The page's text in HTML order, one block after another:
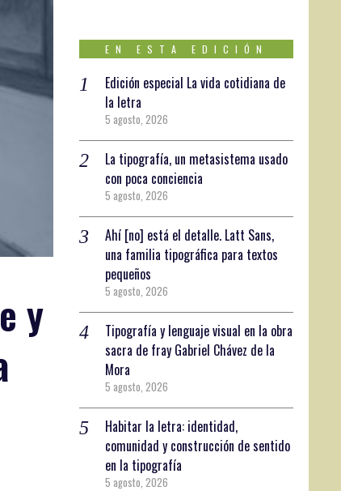
y
EN ESTA EDICIÓN
Edición especial La vida cotidiana de
la letra
5 agosto, 2026
La tipografía, un metasistema usado
con poca conciencia
5 agosto, 2026
Ahí [no] está el detalle. Latt Sans,
una familia tipográfica para textos
pequeños
5 agosto, 2026
Tipografía y lenguaje visual en la obra
sacra de fray Gabriel Chávez de la
Mora
5 agosto, 2026
Habitar la letra: identidad,
comunidad y construcción de sentido
en la tipografía
5 agosto, 2026